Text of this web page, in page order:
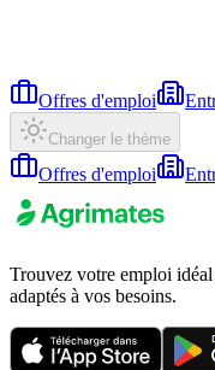
Offres d'emploi
Changer le thème
Offres d'emploi
Trouvez votre emploi
adaptés à vos besoins.